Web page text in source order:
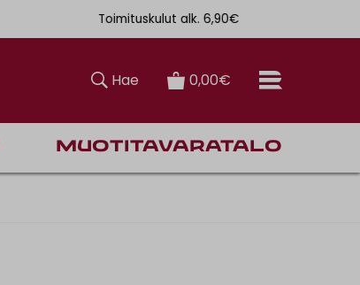
Toimituskulut alk. 6,90€
Hae 0,00€
Muotitavaratalo